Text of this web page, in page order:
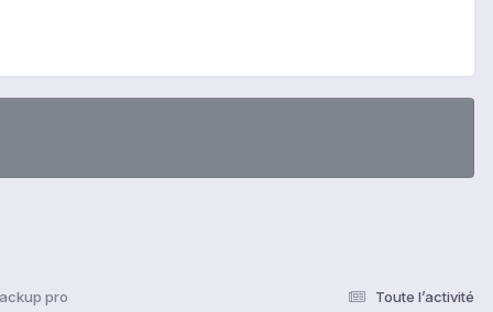
Toute l’activité
pro